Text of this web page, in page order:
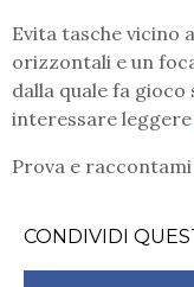
Evita tasche vicino
orizzontali e un
dalla quale fa gioco
interessare leggere
Prova e
CONDIVIDI